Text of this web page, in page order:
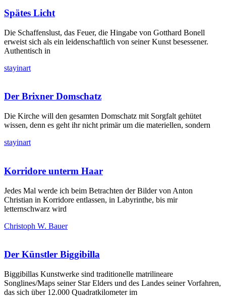
Spätes Licht
Die Schaffenslust, das Feuer, die Hingabe von Gotthard Bonell
erweist sich als ein leidenschaftlich von seiner Kunst besessener.
Authentisch in
stayinart
Der Brixner Domschatz
Die Kirche will den gesamten Domschatz mit Sorgfalt gehütet
wissen, denn es geht ihr nicht primär um die materiellen, sondern
stayinart
Korridore unterm Haar
Jedes Mal werde ich beim Betrachten der Bilder von Anton
Christian in Korridore entlassen, in Labyrinthe, bis mir
letternschwarz wird
Christoph W. Bauer
Der Künstler Biggibilla
Biggibillas Kunstwerke sind traditionelle matrilineare
Songlines/Maps seiner Star Elders und des Landes seiner Vorfahren,
das sich über 12.000 Quadratkilometer im